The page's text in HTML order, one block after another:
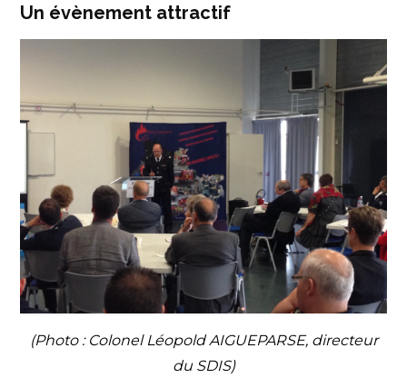
Un évènement attractif
(Photo : Colonel Léopold AIGUEPARSE, directeur
du SDIS)